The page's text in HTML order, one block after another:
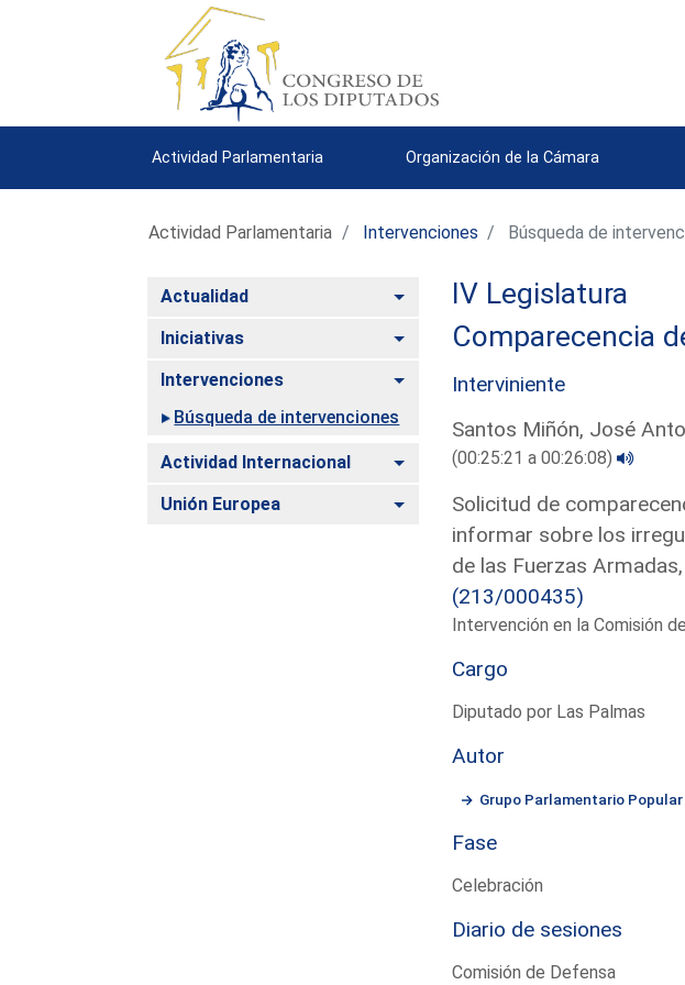
Actividad Parlamentaria Organización de la Cámara
Actividad Parlamentaria Intervenciones Búsqueda de
Actualidad Alternar
Iniciativas Alternar
Intervenciones
Alternar
Búsqueda de intervenciones
Actividad Internacional Alternar
Unión Europea Alternar
IV Legislatura
Comparecencia
Interviniente
Santos Miñón, José
(00:25:21 a 00:26:08)
Solicitud de
informar sobre los
de las Fuerzas
(213/000435)
Intervención en la Comisión
Cargo
Diputado por Las Palmas
Autor
Grupo Parlamentario Popular
Fase
Celebración
Diario de sesiones
Comisión de Defensa